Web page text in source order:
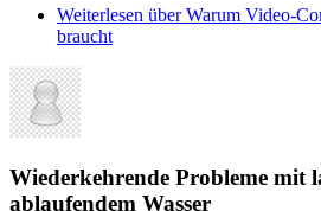
Weiterlesen über Warum Video-
braucht
Wiederkehrende Probleme mit
ablaufendem Wasser